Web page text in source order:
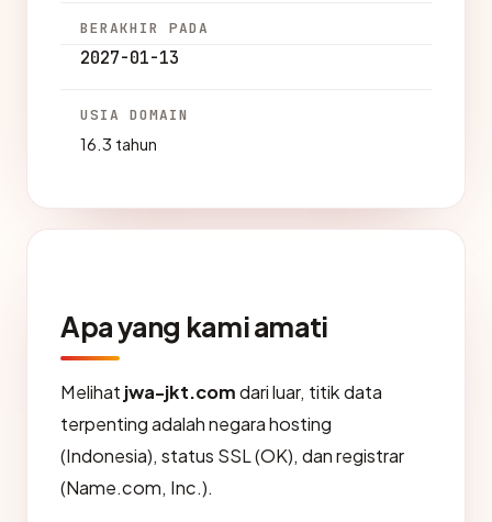
BERAKHIR PADA
2027-01-13
USIA DOMAIN
16.3 tahun
Apa yang kami amati
Melihat jwa-jkt.comdari luar, titik data
terpenting adalah negara hosting
(Indonesia), status SSL (OK), dan registrar
(Name.com, Inc.).